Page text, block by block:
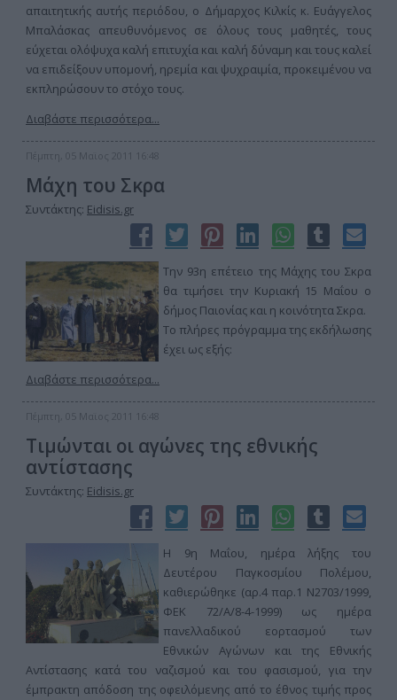
απαιτητικής αυτής περιόδου, ο Δήμαρχος Κιλκίς κ. Ευάγγελος
Μπαλάσκας απευθυνόμενος σε όλους τους μαθητές, τους
εύχεται ολόψυχα καλή επιτυχία και καλή δύναμη και τους καλεί
να επιδείξουν υπομονή, ηρεμία και ψυχραιμία, προκειμένου να
εκπληρώσουν το στόχο τους.
Διαβάστε περισσότερα...
Πέμπτη, 05 Μαϊος 2011 16:48
Μάχη του Σκρα
Συντάκτης: Eidisis.gr
Την 93η επέτειο της Μάχης του Σκρα
θα τιμήσει την Κυριακή 15 Μαΐου ο
δήμος Παιονίας και η κοινότητα Σκρα.
Το πλήρες πρόγραμμα της εκδήλωσης
έχει ως εξής:
Διαβάστε περισσότερα...
Πέμπτη, 05 Μαϊος 2011 16:48
Τιμώνται οι αγώνες της εθνικής
αντίστασης
Συντάκτης: Eidisis.gr
Η 9η Μαΐου, ημέρα λήξης του
Δευτέρου Παγκοσμίου Πολέμου,
καθιερώθηκε (αρ.4 παρ.1 Ν2703/1999,
ΦΕΚ 72/Α/8-4-1999) ως ημέρα
πανελλαδικού εορτασμού των
Εθνικών Αγώνων και της Εθνικής
Αντίστασης κατά του ναζισμού και του φασισμού, για την
έμπρακτη απόδοση της οφειλόμενης από το έθνος τιμής προς